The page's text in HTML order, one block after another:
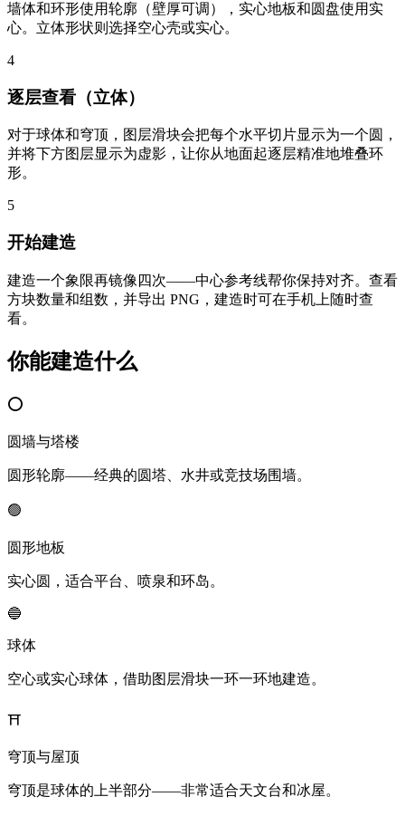
墙体和环形使用轮廓（壁厚可调），实心地板和圆盘使用实
心。立体形状则选择空心壳或实心。
4
逐层查看（立体）
对于球体和穹顶，图层滑块会把每个水平切片显示为一个圆，
并将下方图层显示为虚影，让你从地面起逐层精准地堆叠环
形。
5
开始建造
建造一个象限再镜像四次——中心参考线帮你保持对齐。查看
方块数量和组数，并导出 PNG，建造时可在手机上随时查
看。
你能建造什么
⭕
圆墙与塔楼
圆形轮廓——经典的圆塔、水井或竞技场围墙。
🟢
圆形地板
实心圆，适合平台、喷泉和环岛。
🔵
球体
空心或实心球体，借助图层滑块一环一环地建造。
⛩️
穹顶与屋顶
穹顶是球体的上半部分——非常适合天文台和冰屋。